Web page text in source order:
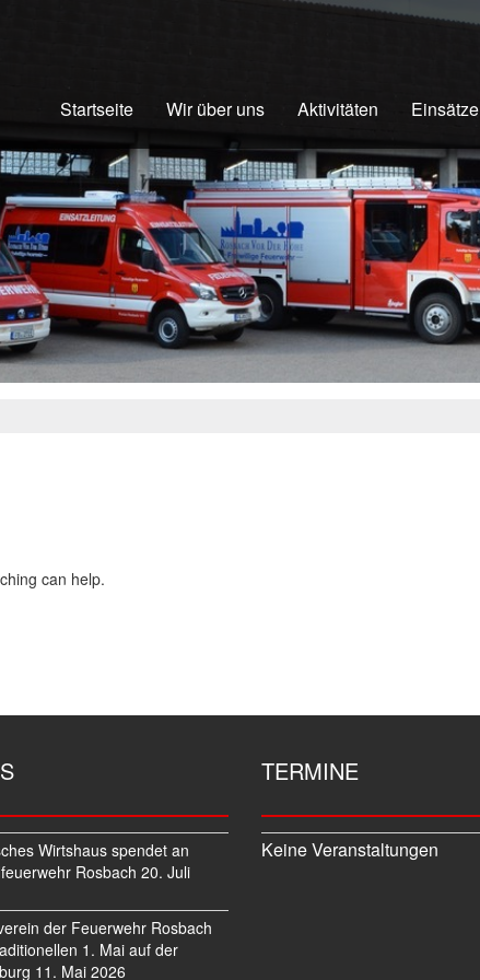
Startseite Wir über uns Aktivitäten Einsätze
can help.
Wirtshaus spendet an
Rosbach 20. Juli
der Feuerwehr Rosbach
1. Mai auf der
11. Mai 2026
TERMINE
Keine Veranstaltungen